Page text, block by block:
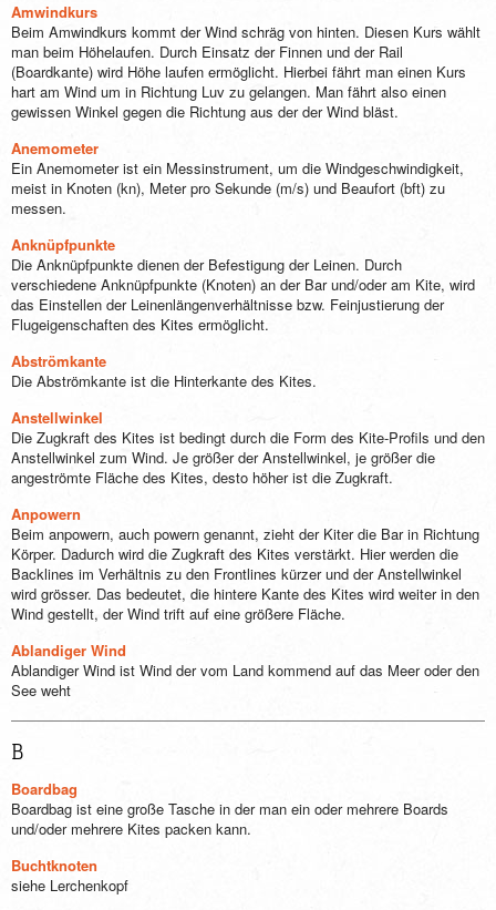
Amwindkurs
Beim Amwindkurs kommt der Wind schräg von hinten. Diesen Kurs wählt
man beim Höhelaufen. Durch Einsatz der Finnen und der Rail
(Boardkante) wird Höhe laufen ermöglicht. Hierbei fährt man einen Kurs
hart am Wind um in Richtung Luv zu gelangen. Man fährt also einen
gewissen Winkel gegen die Richtung aus der der Wind bläst.
Anemometer
Ein Anemometer ist ein Messinstrument, um die Windgeschwindigkeit,
meist in Knoten (kn), Meter pro Sekunde (m/s) und Beaufort (bft) zu
messen.
Anknüpfpunkte
Die Anknüpfpunkte dienen der Befestigung der Leinen. Durch
verschiedene Anknüpfpunkte (Knoten) an der Bar und/oder am Kite, wird
das Einstellen der Leinenlängenverhältnisse bzw. Feinjustierung der
Flugeigenschaften des Kites ermöglicht.
Abströmkante
Die Abströmkante ist die Hinterkante des Kites.
Anstellwinkel
Die Zugkraft des Kites ist bedingt durch die Form des Kite-Profils und den
Anstellwinkel zum Wind. Je größer der Anstellwinkel, je größer die
angeströmte Fläche des Kites, desto höher ist die Zugkraft.
Anpowern
Beim anpowern, auch powern genannt, zieht der Kiter die Bar in Richtung
Körper. Dadurch wird die Zugkraft des Kites verstärkt. Hier werden die
Backlines im Verhältnis zu den Frontlines kürzer und der Anstellwinkel
wird grösser. Das bedeutet, die hintere Kante des Kites wird weiter in den
Wind gestellt, der Wind trift auf eine größere Fläche.
Ablandiger Wind
Ablandiger Wind ist Wind der vom Land kommend auf das Meer oder den
See weht
B
Boardbag
Boardbag ist eine große Tasche in der man ein oder mehrere Boards
und/oder mehrere Kites packen kann.
Buchtknoten
siehe Lerchenkopf